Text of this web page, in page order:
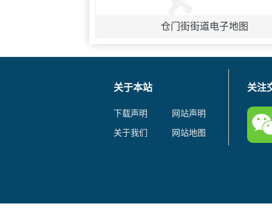
仓门街街道电子地图
关于本站
下载声明
网站声明
关于我们
网站地图
关注